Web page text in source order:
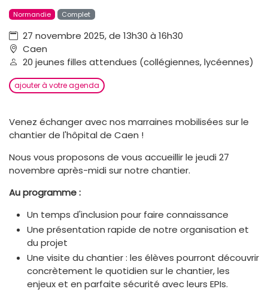
Normandie Complet
27 novembre 2025, de 13h30 à 16h30
Caen
20 jeunes filles attendues (collégiennes, lycéennes)
ajouter à votre agenda
Venez échanger avec nos marraines mobilisées sur le
chantier de l'hôpital de Caen !
Nous vous proposons de vous accueillir le jeudi 27
novembre après-midi sur notre chantier.
Au programme :
Un temps d'inclusion pour faire connaissance
Une présentation rapide de notre organisation et
du projet
Une visite du chantier : les élèves pourront découvrir
concrètement le quotidien sur le chantier, les
enjeux et en parfaite sécurité avec leurs EPIs.